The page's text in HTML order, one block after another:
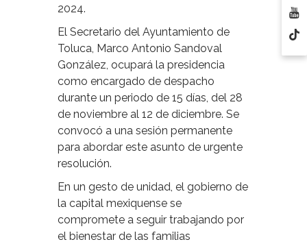
2024.
El Secretario del Ayuntamiento de
Toluca, Marco Antonio Sandoval
González, ocupará la presidencia
como encargado de despacho
durante un periodo de 15 días, del 28
de noviembre al 12 de diciembre. Se
convocó a una sesión permanente
para abordar este asunto de urgente
resolución.
En un gesto de unidad, el gobierno de
la capital mexiquense se
compromete a seguir trabajando por
el bienestar de las familias